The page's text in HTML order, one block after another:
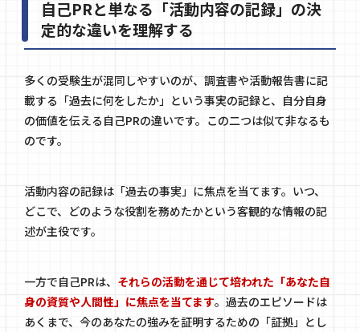
自己PRと単なる「活動内容の記録」の決
定的な違いを理解する
多くの受験生が混同しやすいのが、調査書や活動報告書に記
載する「過去に何をしたか」という事実の記録と、自分自身
の価値を伝える自己PRの違いです。この二つは似て非なるも
のです。
活動内容の記録は「過去の事実」に焦点を当てます。いつ、
どこで、どのような役割を務めたかという客観的な情報の記
述が主役です。
一方で自己PRは、 それらの活動を通じて培われた「あなた自
身の資質や人間性」に焦点を当てます。過去のエピソードは
あくまで、今のあなたの強みを証明するための「証拠」とし